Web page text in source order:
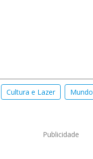
Cultura e Lazer Mundo
Publicidade